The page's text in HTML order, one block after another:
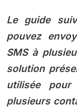
Le guide
pouvez
SMS à
solution
utilisée
plusieurs